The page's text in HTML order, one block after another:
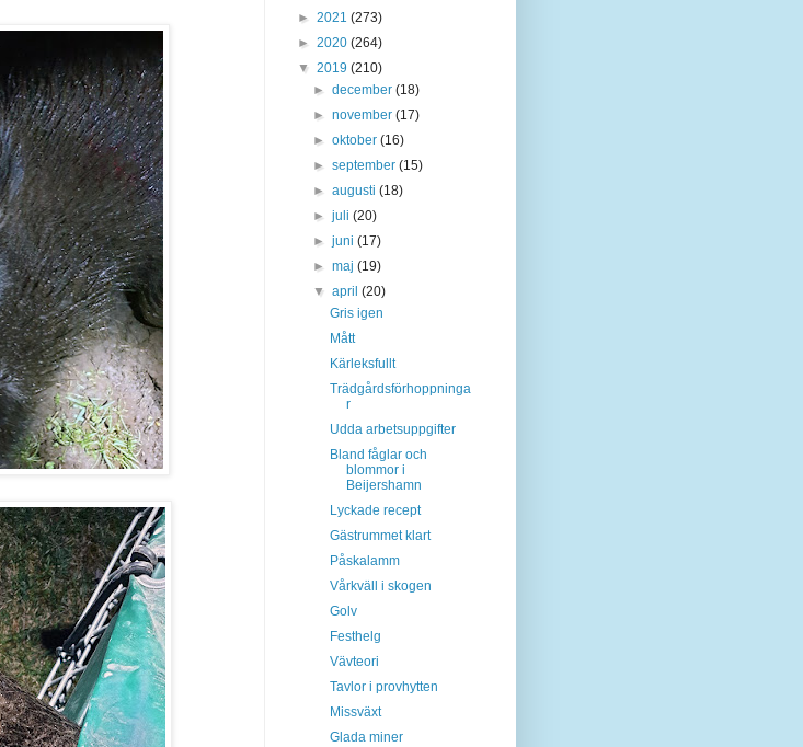
► 2021 (273)
► 2020 (264)
▼ 2019 (210)
►december(18)
►november(17)
►oktober(16)
►september(15)
►augusti(18)
►juli(20)
►juni(17)
►maj(19)
▼april(20)
Gris igen
Mått
Kärleksfullt
Trädgårdsförhoppninga
r
Udda arbetsuppgifter
Bland fåglar och
blommor i
Beijershamn
Lyckade recept
Gästrummet klart
Påskalamm
Vårkväll i skogen
Golv
Festhelg
Vävteori
Tavlor i provhytten
Missväxt
Glada miner